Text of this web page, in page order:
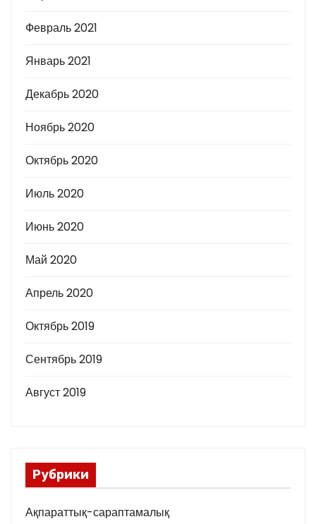
Февраль 2021
Январь 2021
Декабрь 2020
Ноябрь 2020
Октябрь 2020
Июль 2020
Июнь 2020
Май 2020
Апрель 2020
Октябрь 2019
Сентябрь 2019
Август 2019
Рубрики
Ақпараттық-сараптамалық